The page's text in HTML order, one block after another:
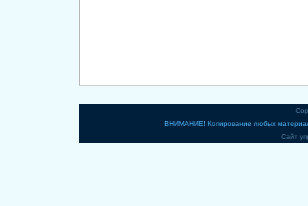
ВНИМАНИЕ! Копирование любых
Сайт